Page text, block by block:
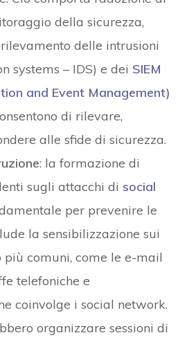
della sicurezza,
delle intrusioni
systems – IDS) e dei SIEM
and Event Management)
di rilevare,
alle sfide di sicurezza.
: la formazione di
sugli attacchi di social
per prevenire le
la sensibilizzazione sui
comuni, come le e-mail
telefoniche e
coinvolge i social network.
organizzare sessioni di